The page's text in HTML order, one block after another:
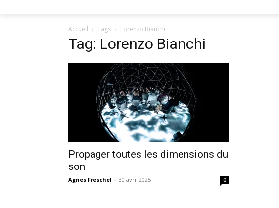
Accueil Tags Lorenzo Bianchi
Tag: Lorenzo Bianchi
Propager toutes les dimensions du
son
Agnes Freschel - 30 avril 2025 0